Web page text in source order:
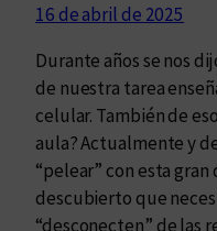
16 de abril de 2025
Durante años se nos
de nuestra tarea
celular. También de
aula? Actualmente y
“pelear” con esta
descubierto que
“desconecten” de las